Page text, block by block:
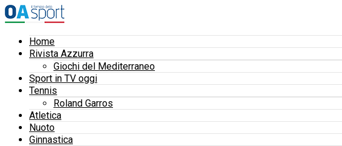
Home
Rivista Azzurra
Giochi del Mediterraneo
Sport in TV oggi
Tennis
Roland Garros
Atletica
Nuoto
Ginnastica